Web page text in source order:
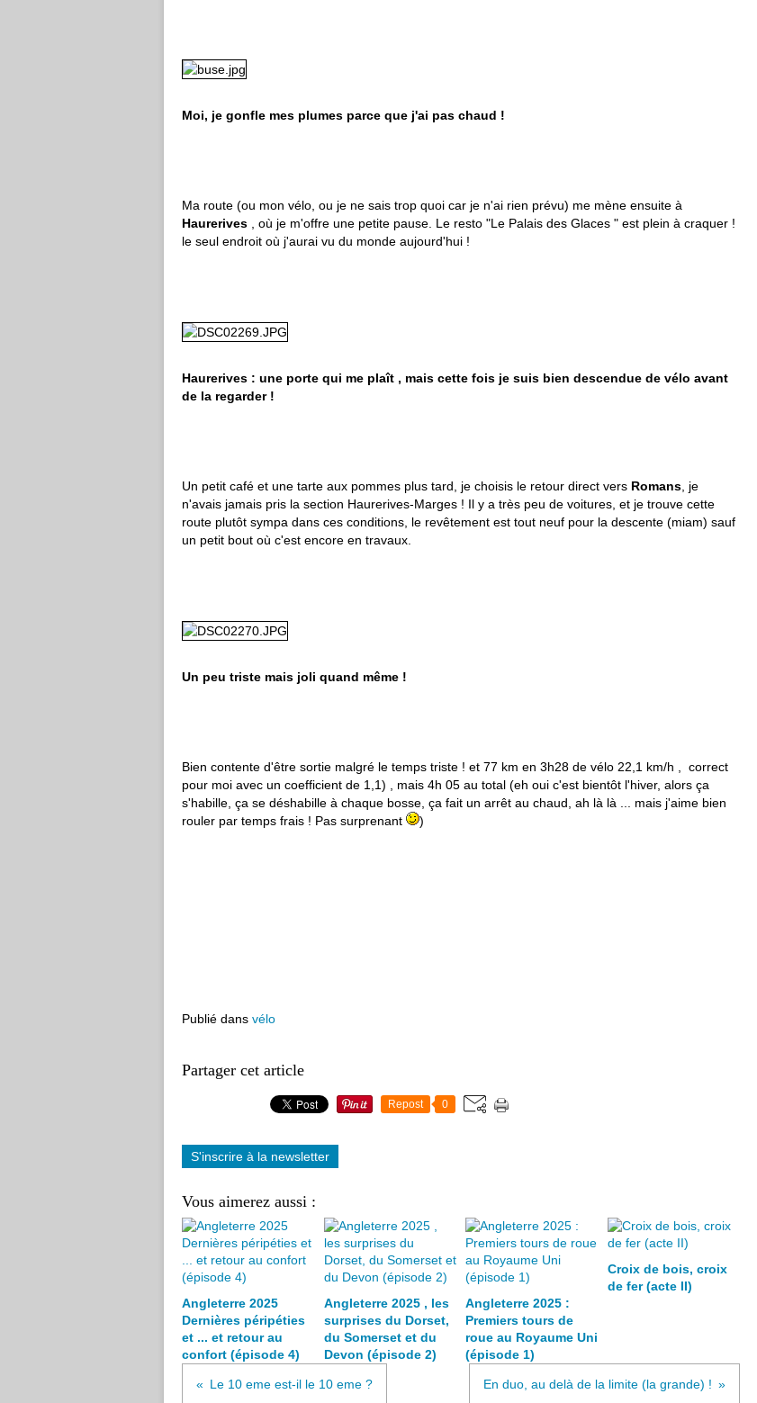
Moi, je gonfle mes plumes parce que j'ai pas chaud !
Ma route (ou mon vélo, ou je ne sais trop quoi car je n'ai rien prévu) me mène ensuite à
Haurerives , où je m'offre une petite pause. Le resto "Le Palais des Glaces " est plein à craquer !
le seul endroit où j'aurai vu du monde aujourd'hui !
Haurerives : une porte qui me plaît , mais cette fois je suis bien descendue de vélo avant
de la regarder !
Un petit café et une tarte aux pommes plus tard, je choisis le retour direct vers Romans , je
n'avais jamais pris la section Haurerives-Marges ! Il y a très peu de voitures, et je trouve cette
route plutôt sympa dans ces conditions, le revêtement est tout neuf pour la descente (miam) sauf
un petit bout où c'est encore en travaux.
Un peu triste mais joli quand même !
Bien contente d'être sortie malgré le temps triste ! et 77 km en 3h28 de vélo 22,1 km/h , correct
pour moi avec un coefficient de 1,1) , mais 4h 05 au total (eh oui c'est bientôt l'hiver, alors ça
s'habille, ça se déshabille à chaque bosse, ça fait un arrêt au chaud, ah là là ... mais j'aime bien
rouler par temps frais ! Pas surprenant
)
Publié dans vélo
Partager cet article
Repost 0
S'inscrire à la newsletter
Vous aimerez aussi :
Angleterre 2025
Dernières péripéties
et ... et retour au
confort (épisode 4)
Angleterre 2025 , les
surprises du Dorset,
du Somerset et du
Devon (épisode 2)
Angleterre 2025 :
Premiers tours de
roue au Royaume Uni
(épisode 1)
Croix de bois, croix
de fer (acte II)
Le 10 eme est-il le 10 eme ? En duo, au delà de la limite (la grande) !